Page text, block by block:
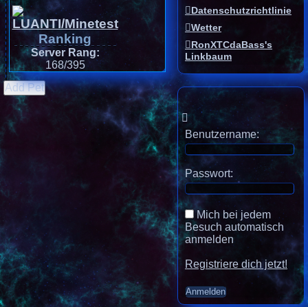
Ranking
Server Rang:
168/395
Add Pet
Datenschutzrichtlinie
Wetter
RonXTCdaBass's
Linkbaum
Benutzername:
Passwort:
Mich bei jedem
Besuch automatisch
anmelden
Registriere dich jetzt!